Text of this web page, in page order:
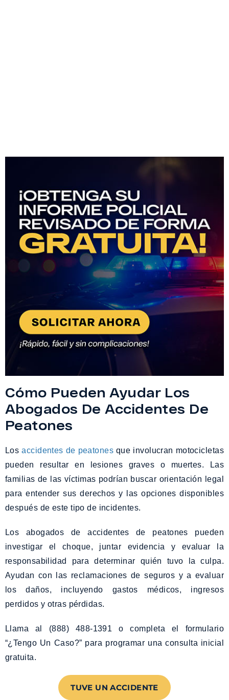
Cómo Pueden Ayudar Los
Abogados De Accidentes De
Peatones
Losaccidentes de peatones que involucran motocicletas
pueden resultar en lesiones graves o muertes. Las
familias de las víctimas podrían buscar orientación legal
para entender sus derechos y las opciones disponibles
después de este tipo de incidentes.
Los abogados de accidentes de peatones pueden
investigar el choque, juntar evidencia y evaluar la
responsabilidad para determinar quién tuvo la culpa.
Ayudan con las reclamaciones de seguros y a evaluar
los daños, incluyendo gastos médicos, ingresos
perdidos y otras pérdidas.
Llama al (888) 488-1391 o completa el formulario
“¿Tengo Un Caso?” para programar una consulta inicial
gratuita.
TUVE UN ACCIDENTE